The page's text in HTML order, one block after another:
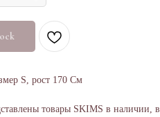
S, рост 170 См
товары SKIMS в наличии,